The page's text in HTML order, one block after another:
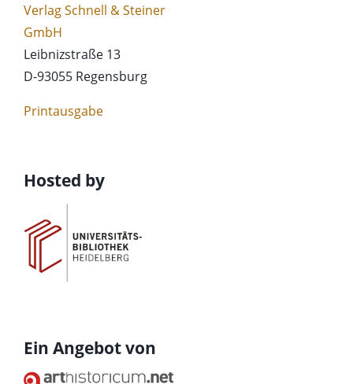
Verlag Schnell & Steiner
GmbH
Leibnizstraße 13
D-93055 Regensburg
Printausgabe
Hosted by
Ein Angebot von